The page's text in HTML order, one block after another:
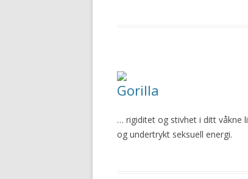
Gorilla
… rigiditet og stivhet i ditt våkne
og undertrykt seksuell energi.